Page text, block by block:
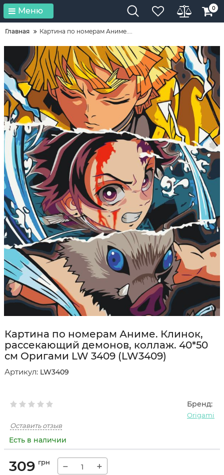
Меню 0
Главная Картина по номерам Аниме....
Картина по номерам Аниме. Клинок,
рассекающий демонов, коллаж. 40*50
см Оригами LW 3409 (LW3409)
Артикул: LW3409
Бренд:
Origami
Оставить отзыв
Есть в наличии
309 грн − +